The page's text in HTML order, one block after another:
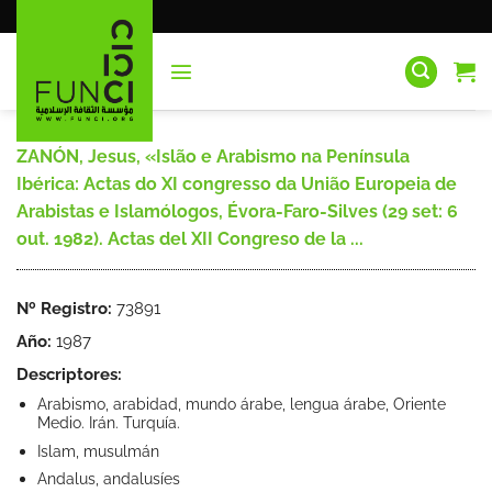
al
ZANÓN, Jesus, «Islão e Arabismo na Península
Ibérica: Actas do XI congresso da União Europeia de
Arabistas e Islamólogos, Évora-Faro-Silves (29 set: 6
out. 1982). Actas del XII Congreso de la ...
Nº Registro: 73891
Año: 1987
Descriptores:
Arabismo, arabidad, mundo árabe, lengua árabe, Oriente
Medio. Irán. Turquía.
Islam, musulmán
Andalus, andalusíes